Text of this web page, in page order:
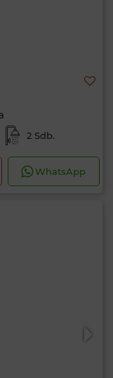
2 Sdb.
WhatsApp